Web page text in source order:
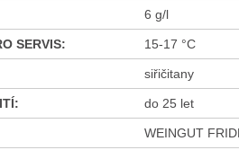
6 g/l
SERVIS: 15-17 °C
siřičitany
: do 25 let
WEINGUT